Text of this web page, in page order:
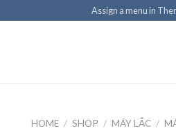
Assign a menu in
HOME / SHOP / MÁY LẮC /